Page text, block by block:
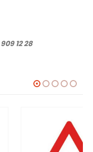
12 28